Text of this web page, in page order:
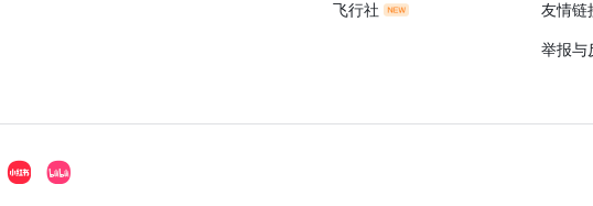
飞行社 友情链
举报与